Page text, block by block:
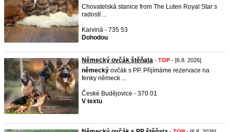
Chovatelská stanice from The Luten Royal Star s
radostí ...
Karviná - 735 53
Dohodou
Německý ovčák štěňata - TOP - [6.8. 2026]
německý ovčák s PP. Přijímáme rezervace na
fenky německ ...
České Budějovice - 370 01
V textu